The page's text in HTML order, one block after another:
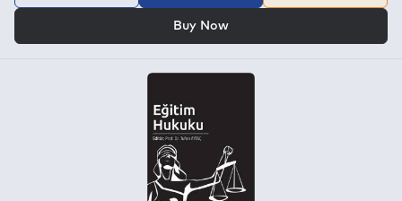
Buy Now